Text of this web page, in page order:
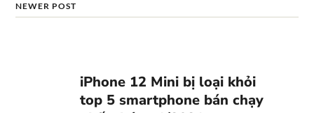
NEWER POST
iPhone 12 Mini bị loại khỏi
top 5 smartphone bán chạy